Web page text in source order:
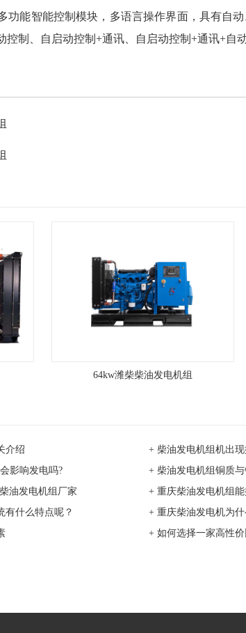
功能智能控制模块，多语言操作界面，具有自
控制、自启动控制+通讯、自启动控制+通讯+自
64kw潍柴柴油发电机组
介绍
+ 柴油发电机组机出
影响发电吗?
+ 柴油发电机组铜质
油发电机组厂家
+ 重庆柴油发电机组
有什么特点呢？
+ 重庆柴油发电机为
+ 如何选择一家高性